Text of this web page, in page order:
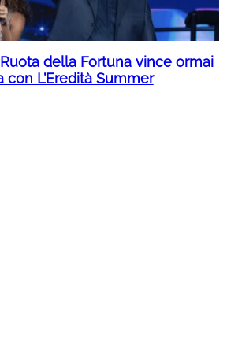
della Fortuna vince ormai
L’Eredità Summer